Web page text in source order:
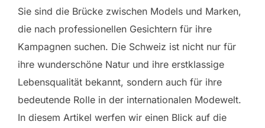
Sie sind die Brücke zwischen Models und Marken,
die nach professionellen Gesichtern für ihre
Kampagnen suchen. Die Schweiz ist nicht nur für
ihre wunderschöne Natur und ihre erstklassige
Lebensqualität bekannt, sondern auch für ihre
bedeutende Rolle in der internationalen Modewelt.
In diesem Artikel werfen wir einen Blick auf die